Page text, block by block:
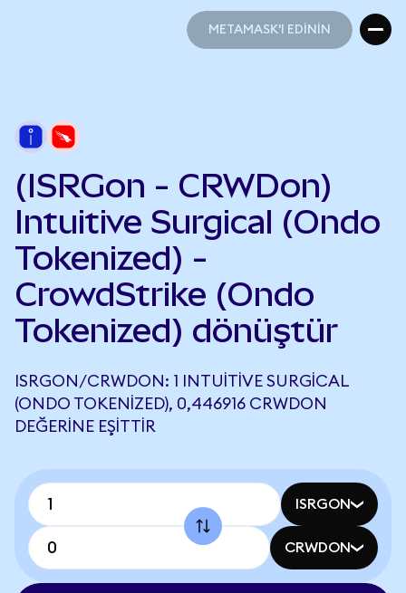
METAMASK'I EDİNİN
(ISRGon - CRWDon)
Intuitive Surgical (Ondo
Tokenized) -
CrowdStrike (Ondo
Tokenized) dönüştür
ISRGON/CRWDON: 1 INTUITIVE SURGICAL
(ONDO TOKENIZED), 0,446916 CRWDON
DEĞERINE EŞITTIR
ISRGON
CRWDON